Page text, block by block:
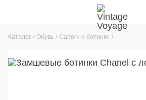
Каталог Обувь Сапоги и ботинки